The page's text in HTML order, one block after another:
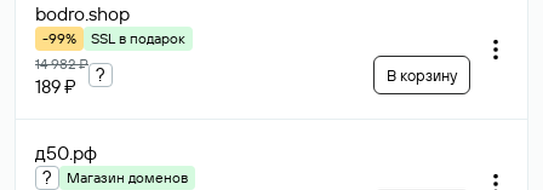
bodro.shop
-99%
SSL в подарок
14 982 ₽
189 ₽
? В корзину
д50.рф
? Магазин доменов